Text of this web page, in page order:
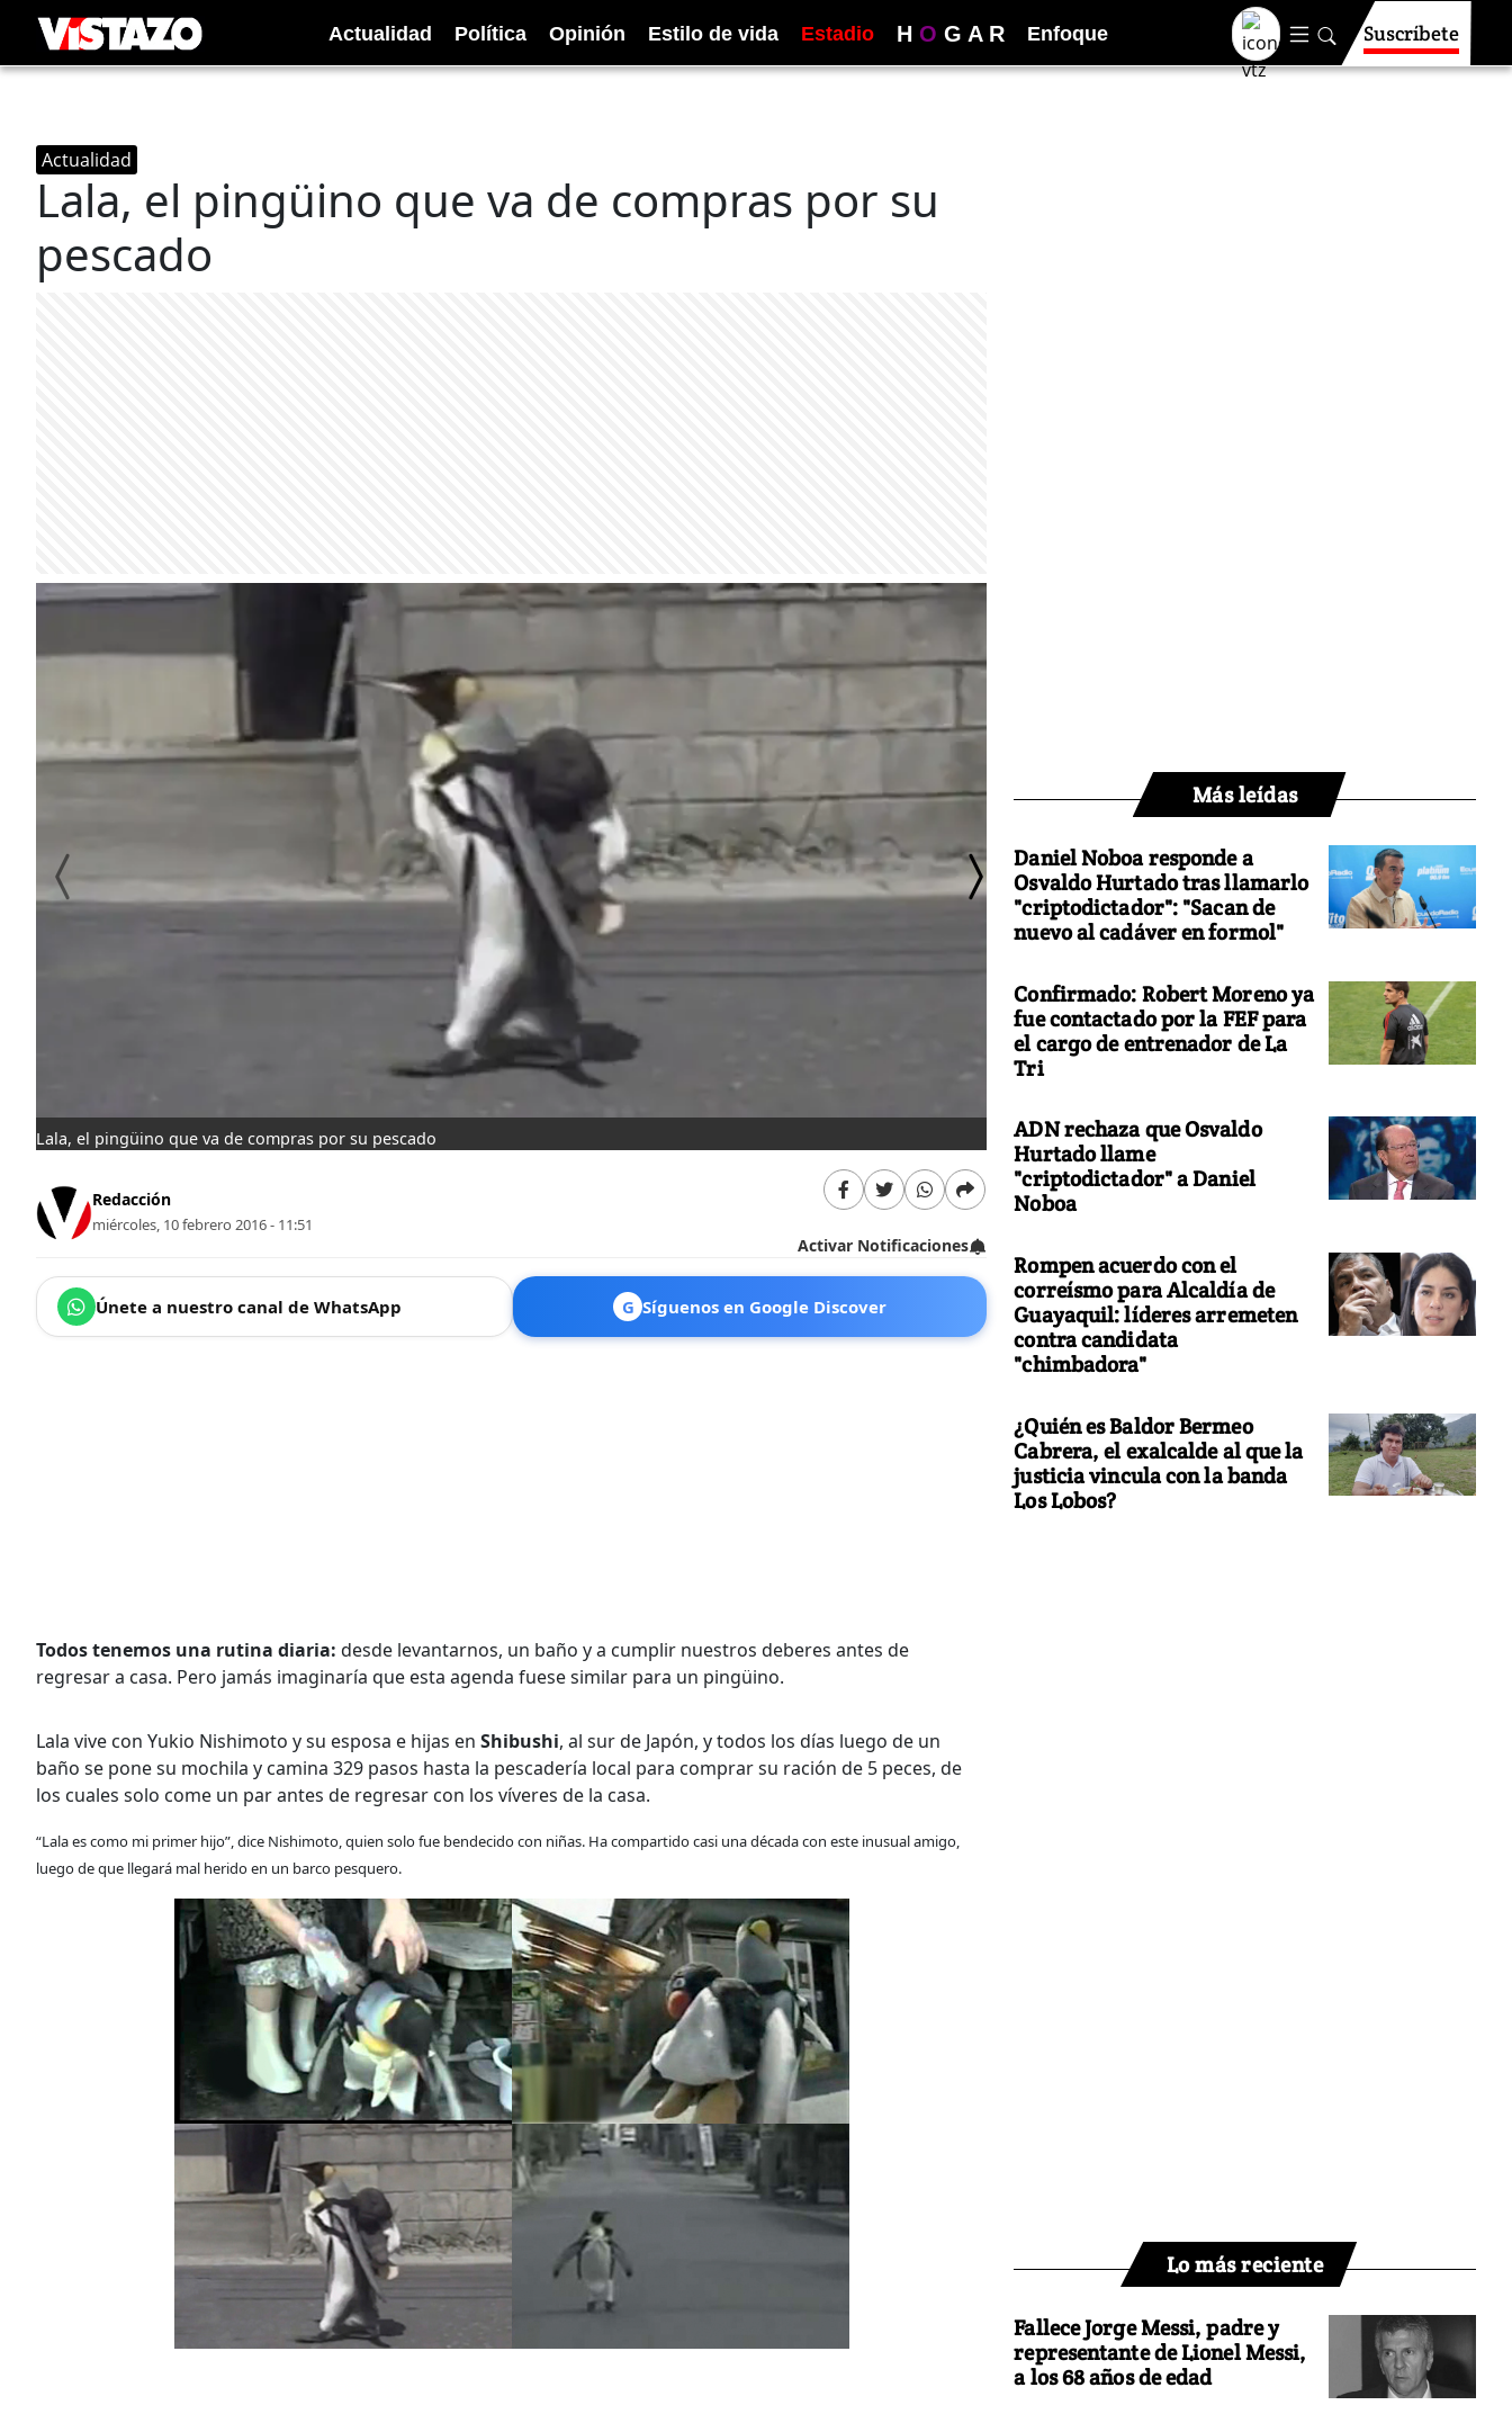
Actualidad Política Opinión Estilo de vida Estadio H O G A R Enfoque Suscríbete
Actualidad
Lala, el pingüino que va de compras por su
pescado
Lala, el pingüino que va de compras por su pescado Lala, el pingüino que va de compras por su pescado
Redacción
miércoles, 10 febrero 2016 - 11:51
Activar Notificaciones
Únete a nuestro canal de WhatsApp G Síguenos en Google Discover
Todos tenemos una rutina diaria: desde levantarnos, un baño y a cumplir nuestros deberes antes de
regresar a casa. Pero jamás imaginaría que esta agenda fuese similar para un pingüino.
Lala vive con Yukio Nishimoto y su esposa e hijas en Shibushi, al sur de Japón, y todos los días luego de un
baño se pone su mochila y camina 329 pasos hasta la pescadería local para comprar su ración de 5 peces, de
los cuales solo come un par antes de regresar con los víveres de la casa.
“Lala es como mi primer hijo”, dice Nishimoto, quien solo fue bendecido con niñas. Ha compartido casi una década con este inusual amigo,
luego de que llegará mal herido en un barco pesquero.
Más leídas
Daniel Noboa responde a
Osvaldo Hurtado tras llamarlo
"criptodictador": "Sacan de
nuevo al cadáver en formol"
Confirmado: Robert Moreno ya
fue contactado por la FEF para
el cargo de entrenador de La
Tri
ADN rechaza que Osvaldo
Hurtado llame
"criptodictador" a Daniel
Noboa
Rompen acuerdo con el
correísmo para Alcaldía de
Guayaquil: líderes arremeten
contra candidata
"chimbadora"
¿Quién es Baldor Bermeo
Cabrera, el exalcalde al que la
justicia vincula con la banda
Los Lobos?
Lo más reciente
Fallece Jorge Messi, padre y
representante de Lionel Messi,
a los 68 años de edad